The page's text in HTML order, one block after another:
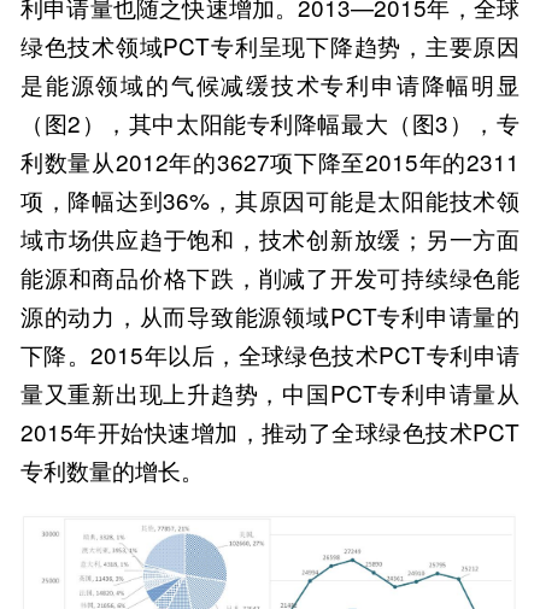
绿色技术领域PCT专利呈现下降趋势，主要原因
是能源领域的气候减缓技术专利申请降幅明显
（图2），其中太阳能专利降幅最大（图3），专
利数量从2012年的3627项下降至2015年的2311
项，降幅达到36%，其原因可能是太阳能技术领
域市场供应趋于饱和，技术创新放缓；另一方面
能源和商品价格下跌，削减了开发可持续绿色能
源的动力，从而导致能源领域PCT专利申请量的
下降。2015年以后，全球绿色技术PCT专利申请
量又重新出现上升趋势，中国PCT专利申请量从
2015年开始快速增加，推动了全球绿色技术PCT
专利数量的增长。